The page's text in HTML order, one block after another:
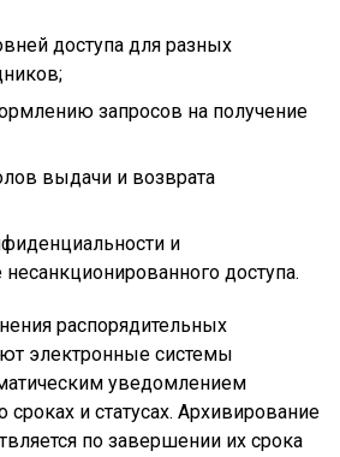
доступа для разных
запросов на получение
выдачи и возврата
и
доступа.
распорядительных
электронные системы
уведомлением
сроках и статусах. Архивирование
по завершении их срока